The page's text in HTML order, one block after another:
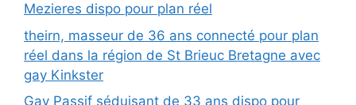
Mezieres dispo pour plan réel
theirn, masseur de 36 ans connecté pour plan
réel dans la région de St Brieuc Bretagne avec
gay Kinkster
Gay Passif séduisant de 33 ans dispo pour